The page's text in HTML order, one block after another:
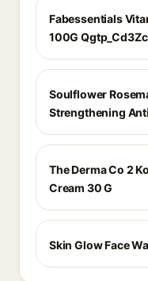
Fabessentials
100G Qgtp_Cd3Zc
Soulflower
Strengthening
The Derma Co 2
Cream 30 G
Skin Glow Face